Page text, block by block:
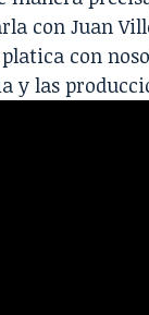
con Juan
con
y las